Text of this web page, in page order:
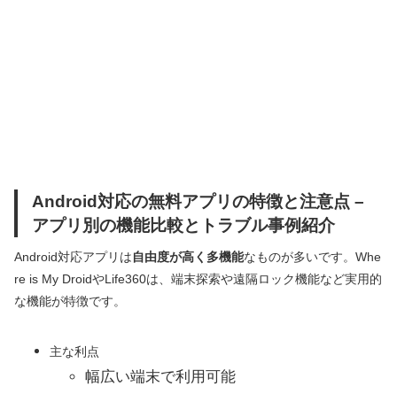
Android対応の無料アプリの特徴と注意点 –
アプリ別の機能比較とトラブル事例紹介
Android対応アプリは自由度が高く多機能なものが多いです。Whe
re is My DroidやLife360は、端末探索や遠隔ロック機能など実用的
な機能が特徴です。
主な利点
幅広い端末で利用可能